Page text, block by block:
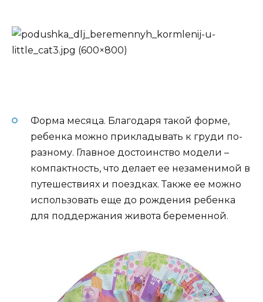
Форма месяца. Благодаря такой форме,
ребенка можно прикладывать к груди по-
разному. Главное достоинство модели –
компактность, что делает ее незаменимой в
путешествиях и поездках. Также ее можно
использовать еще до рождения ребенка
для поддержания живота беременной.